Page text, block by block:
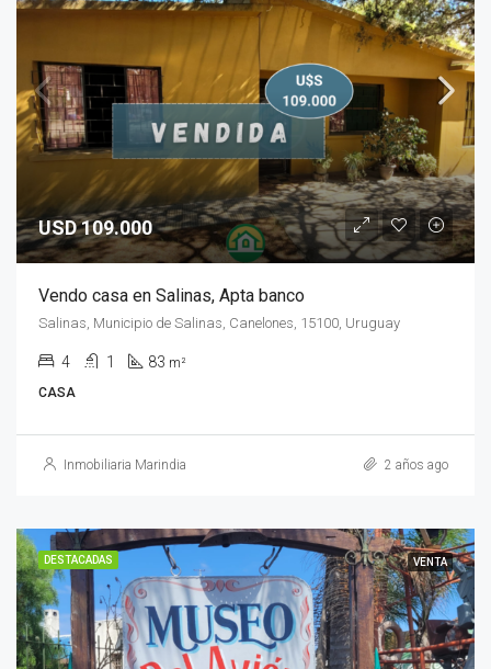
USD 109.000
Vendo casa en Salinas, Apta banco
Salinas, Municipio de Salinas, Canelones, 15100, Uruguay
4 1 83 m²
CASA
Inmobiliaria Marindia 2 años ago
DESTACADAS VENTA